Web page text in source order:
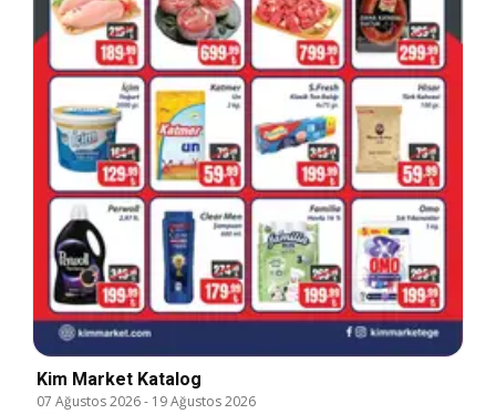
Kim Market Katalog
07 Ağustos 2026- 19 Ağustos 2026